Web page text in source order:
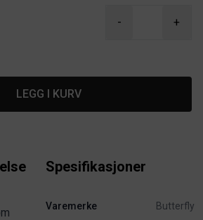
- +
LEGG I KURV
Spesifikasjoner
Varemerke Butterfly